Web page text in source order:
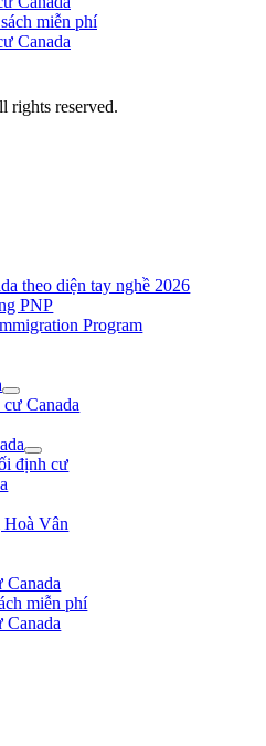
miễn phí
Canada
rights reserved.
theo diện tay nghề 2026
PNP
Program
Canada
định cư
Hoà Vân
Canada
miễn phí
Canada